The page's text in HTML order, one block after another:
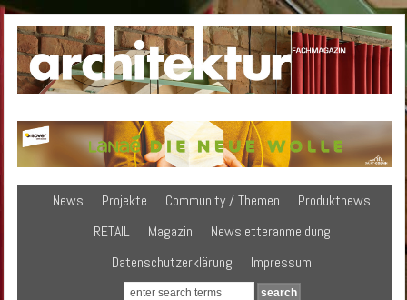
News Projekte Community / Themen
Produktnews
RETAIL
Magazin
Newsletteranmeldung
Datenschutzerklärung
Impressum